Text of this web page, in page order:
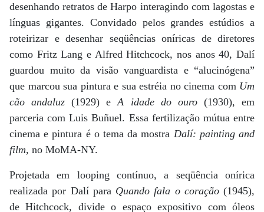
desenhando retratos de Harpo interagindo com lagostas e
línguas gigantes. Convidado pelos grandes estúdios a
roteirizar e desenhar seqüências oníricas de diretores
como Fritz Lang e Alfred Hitchcock, nos anos 40, Dalí
guardou muito da visão vanguardista e “alucinógena”
que marcou sua pintura e sua estréia no cinema com Um
cão andaluz (1929) eA idade do ouro(1930), em
parceria com Luis Buñuel. Essa fertilização mútua entre
cinema e pintura é o tema da mostra Dalí: painting and
film, no MoMA-NY.
Projetada em looping contínuo, a seqüência onírica
realizada por Dalí para Quando fala o coração(1945),
de Hitchcock, divide o espaço expositivo com óleos